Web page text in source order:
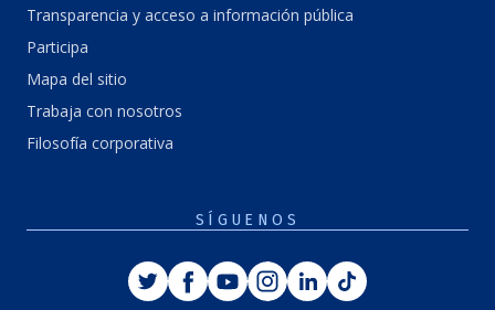
Transparencia y acceso a información pública
Participa
Mapa del sitio
Trabaja con nosotros
Filosofía corporativa
SÍGUENOS
TwitterFacebook
YoutubeInstagram
LinkedinTiktok